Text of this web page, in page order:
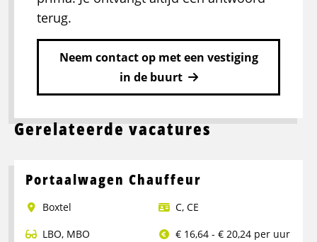
terug.
Neem contact op met een vestiging
in de buurt
Gerelateerde vacatures
Portaalwagen Chauffeur
Boxtel C, CE
LBO, MBO
€ 16,64 - € 20,24 per uur